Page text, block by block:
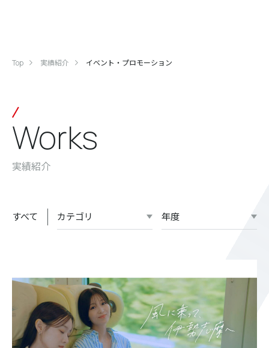
Top 実績紹介 イベント・プロモーション
Works
実績紹介
すべて